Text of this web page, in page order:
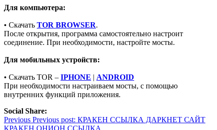
Для компьютера:
• Скачать TOR BROWSER.
После открытия, программа самостоятельно настроит
соединение. При необходимости, настройте мосты.
Для мобильных устройств:
• Скачать TOR – IPHONE | ANDROID
При необходимости настраиваем мосты, с помощью
внутренних функций приложения.
Social Share:
Post
Previous Previous post: КРАКЕН ССЫЛКА ДАРКНЕТ САЙТ
КРАКЕН ОНИОН ССЫЛКА